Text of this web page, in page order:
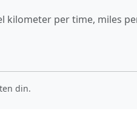
per time, miles
din.